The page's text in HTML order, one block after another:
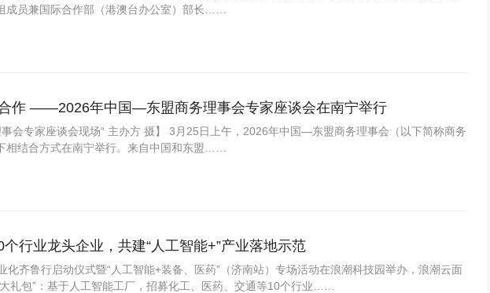
成员兼国际合作部（港澳台办公室）部长……
作 ——2026年中国—东盟商务理事会专家座谈会在南宁举行
会专家座谈会现场“ 主办方 摄】 3月25日上午，2026年中国—东盟商务理事会（以下简称商务
相结合方式在南宁举行。来自中国和东盟……
个行业龙头企业，共建“人工智能+”产业落地示范
化齐鲁行启动仪式暨“人工智能+装备、医药”（济南站）专场活动在浪潮科技园举办，浪潮云面
礼包”：基于人工智能工厂，招募化工、医药、交通等10个行业……